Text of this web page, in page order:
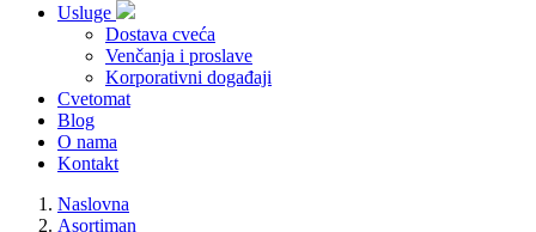
Usluge
Dostava cveća
Venčanja i proslave
Korporativni događaji
Cvetomat
Blog
O nama
Kontakt
Naslovna
Asortiman